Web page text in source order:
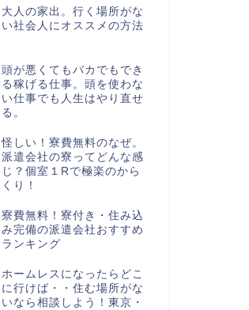
大人の家出。行く場所がな
い社会人にオススメの方法
頭が悪くてもバカでもでき
る稼げる仕事。頭を使わな
い仕事でも人生はやり直せ
る。
怪しい！寮費無料のなぜ。
派遣会社の寮ってどんな感
じ？個室１Rで極楽のから
くり！
寮費無料！寮付き・住み込
み完備の派遣会社おすすめ
ランキング
ホームレスになったらどこ
に行けば・・住む場所がな
いなら相談しよう！東京・